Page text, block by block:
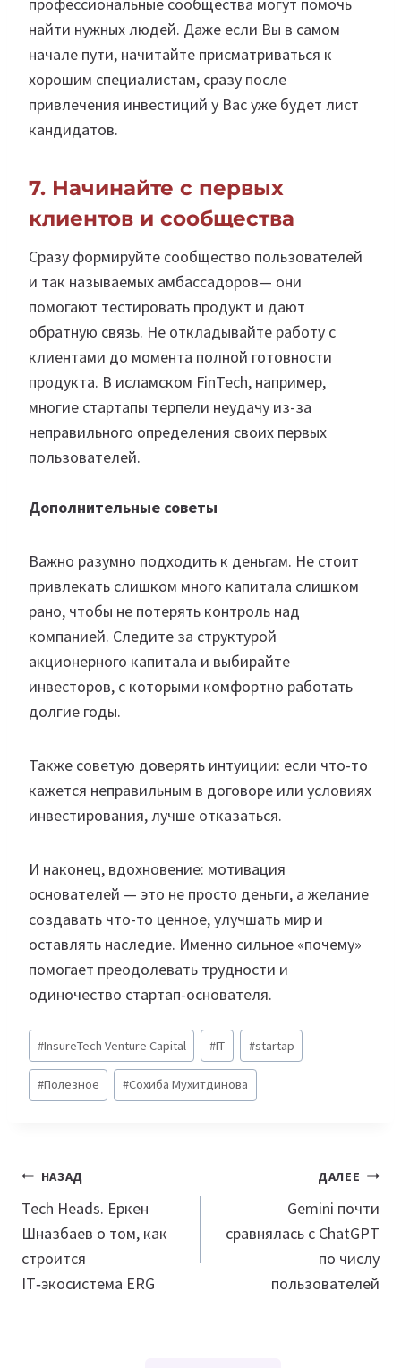
найти нужных людей. Даже если Вы в самом
начале пути, начитайте присматриваться к
хорошим специалистам, сразу после
привлечения инвестиций у Вас уже будет лист
кандидатов.
7. Начинайте с первых
клиентов и сообщества
Сразу формируйте сообщество пользователей
и так называемых амбассадоров— они
помогают тестировать продукт и дают
обратную связь. Не откладывайте работу с
клиентами до момента полной готовности
продукта. В исламском FinTech, например,
многие стартапы терпели неудачу из-за
неправильного определения своих первых
пользователей.
Дополнительные советы
Важно разумно подходить к деньгам. Не стоит
привлекать слишком много капитала слишком
рано, чтобы не потерять контроль над
компанией. Следите за структурой
акционерного капитала и выбирайте
инвесторов, с которыми комфортно работать
долгие годы.
Также советую доверять интуиции: если что-то
кажется неправильным в договоре или условиях
инвестирования, лучше отказаться.
И наконец, вдохновение: мотивация
основателей — это не просто деньги, а желание
создавать что-то ценное, улучшать мир и
оставлять наследие. Именно сильное «почему»
помогает преодолевать трудности и
одиночество стартап-основателя.
Метки
записи:
#InsureTech Venture Capital #IT #startap
#Полезное #Сохиба Мухитдинова
Навигация
по
записям
НАЗАД
Tech Heads. Еркен
Шназбаев о том, как
строится
IT‑экосистема ERG
ДАЛЕЕ
Gemini почти
сравнялась с ChatGPT
по числу
пользователей